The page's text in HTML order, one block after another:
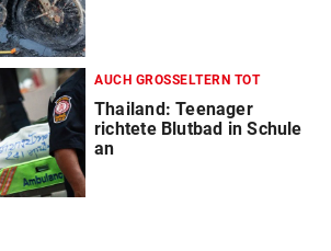
AUCH GROSSELTERN TOT
Thailand: Teenager
richtete Blutbad in Schule
an